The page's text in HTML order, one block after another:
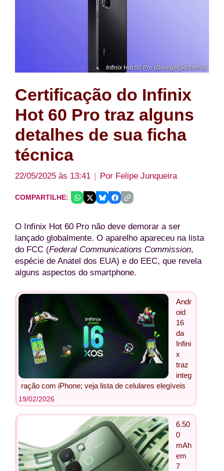
Infinix Hot 50 Pro (Divulgação/Infinix)
Certificação do Infinix
Hot 60 Pro traz alguns
detalhes de sua ficha
técnica
22/05/2025 às 13:41 Por Felipe Junqueira
COMPARTILHE:
O Infinix Hot 60 Pro não deve demorar a ser
lançado globalmente. O aparelho apareceu na lista
do FCC (Federal Communications Commission,
espécie de Anatel dos EUA) e do EEC, que revela
alguns aspectos do smartphone.
Andr
oid
16
da
Infini
x
traz
integ
ração com iPhone; veja lista de celulares elegíveis
19/02/2026
6.50
0
mAh
em
7